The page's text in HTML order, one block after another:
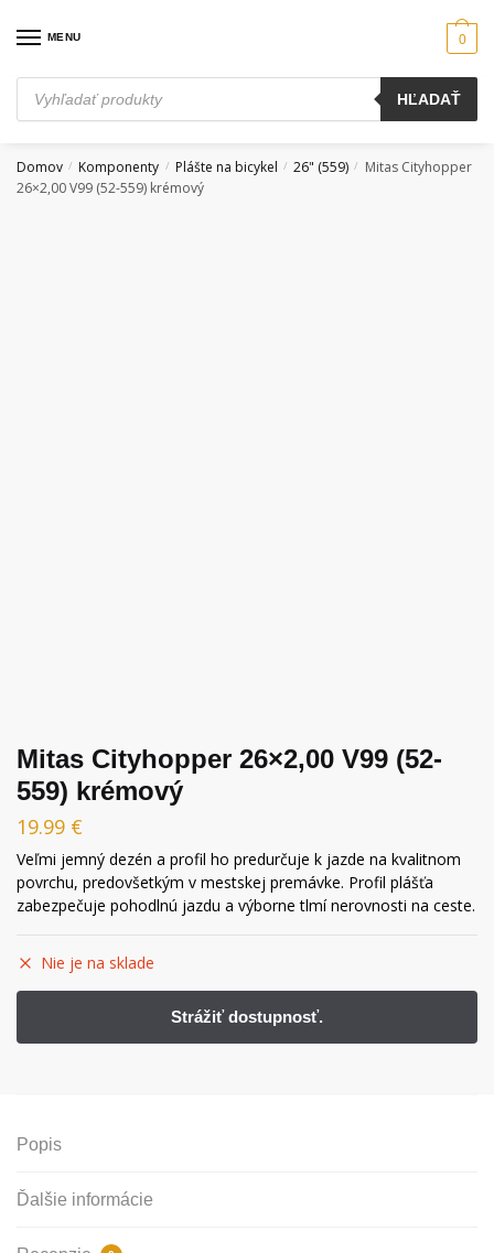
MENU
Products
search
HĽADAŤ
0
Domov / Komponenty / Plášte na bicykel / 26" (559) /
Mitas Cityhopper
26×2,00 V99 (52-559) krémový
Mitas Cityhopper 26×2,00 V99 (52-
559) krémový
19.99 €
Veľmi jemný dezén a profil ho predurčuje k jazde na kvalitnom
povrchu, predovšetkým v mestskej premávke. Profil plášťa
zabezpečuje pohodlnú jazdu a výborne tlmí nerovnosti na ceste.
Nie je na sklade
Popis
Ďalšie informácie